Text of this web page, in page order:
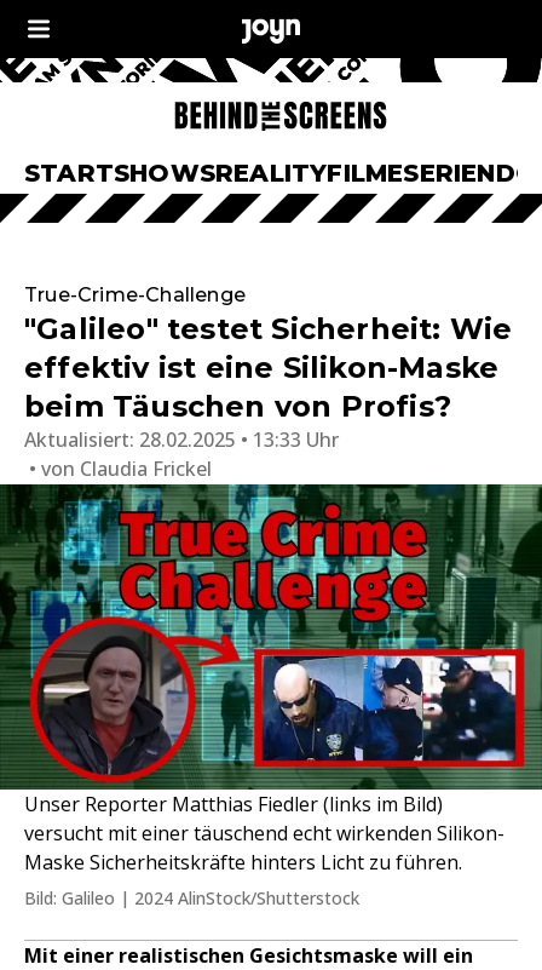
STARTSHOWSREALITYFILMESERIEN
True-Crime-Challenge
"Galileo" testet Sicherheit: Wie
effektiv ist eine Silikon-Maske
beim Täuschen von Profis?
Aktualisiert: 28.02.2025 • 13:33 Uhr
von Claudia Frickel
Unser Reporter Matthias Fiedler (links im Bild)
versucht mit einer täuschend echt wirkenden Silikon-
Maske Sicherheitskräfte hinters Licht zu führen.
Bild: Galileo | 2024 AlinStock/Shutterstock
Mit einer realistischen Gesichtsmaske will ein